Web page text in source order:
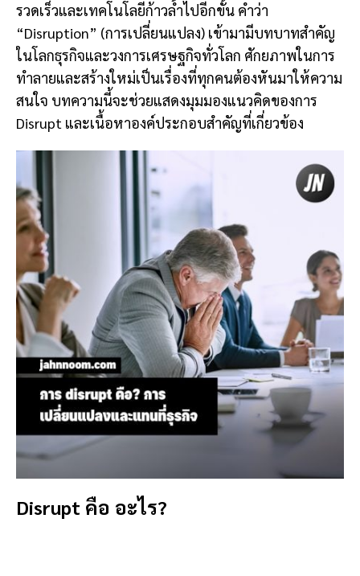
รวดเร็วและเทคโนโลยีก้าวล้ำไปอีกขั้น คำว่า
“Disruption” (การเปลี่ยนแปลง) เข้ามามีบทบาทสำคัญ
ในโลกธุรกิจและวงการเศรษฐกิจทั่วโลก ศักยภาพในการ
ทำลายและสร้างใหม่เป็นเรื่องที่ทุกคนต้องหันมาให้ความ
สนใจ บทความนี้จะช่วยแสดงมุมมองแนวคิดของการ
Disrupt และเนื้อหาองค์ประกอบสำคัญที่เกี่ยวข้อง
Disrupt คือ อะไร?